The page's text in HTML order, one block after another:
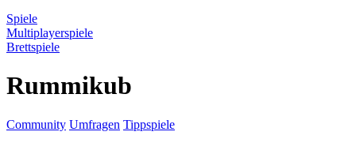
Spiele
Multiplayerspiele
Brettspiele
Rummikub
Community Umfragen Tippspiele